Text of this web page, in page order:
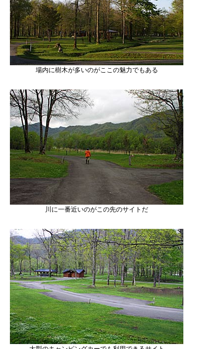
場内に樹木が多いのがここの魅力でもある
川に一番近いのがこの先のサイトだ